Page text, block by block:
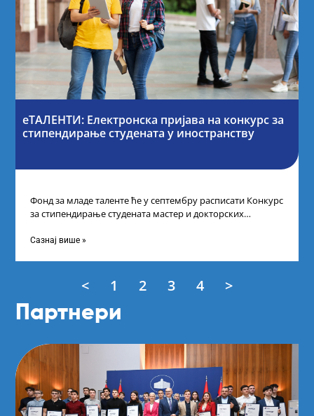
еТАЛЕНТИ: Електронска пријава на конкурс за
стипендирање студената у иностранству
Фонд за младе таленте ће у септембру расписати Конкурс
за стипендирање студената мастер и докторских
Сазнај више »
< 1 2 3 4 >
Партнери